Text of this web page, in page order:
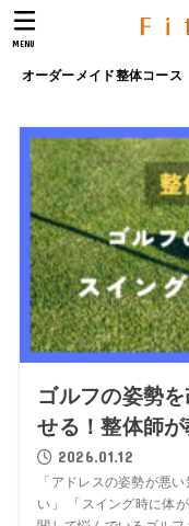
オーダーメイド整体コース
MENU
ゴルフの姿勢
せる！整体師
2026.01.12
「アドレスの姿勢が悪
い」 「スイング時に体